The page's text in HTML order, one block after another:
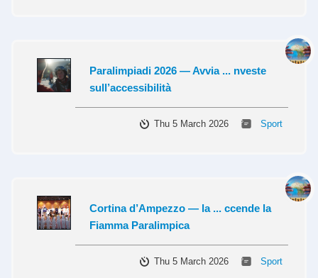
Paralimpiadi 2026 — Avvia ... nveste
sull’accessibilità
Thu 5 March 2026 Sport
Cortina d’Ampezzo — la ... ccende la
Fiamma Paralimpica
Thu 5 March 2026 Sport